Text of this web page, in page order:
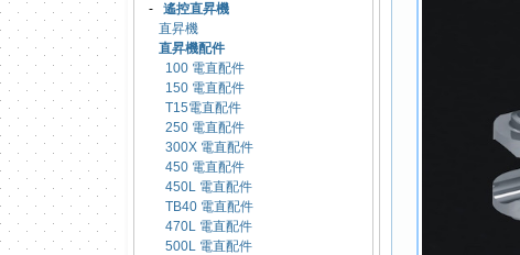
- 遙控直昇機
直昇機
直昇機配件
100 電直配件
150 電直配件
T15電直配件
250 電直配件
300X 電直配件
450 電直配件
450L 電直配件
TB40 電直配件
470L 電直配件
500L 電直配件